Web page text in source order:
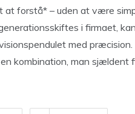
at forstå* – uden at være
i firmaet,
med præcision.
kombination, man sjældent